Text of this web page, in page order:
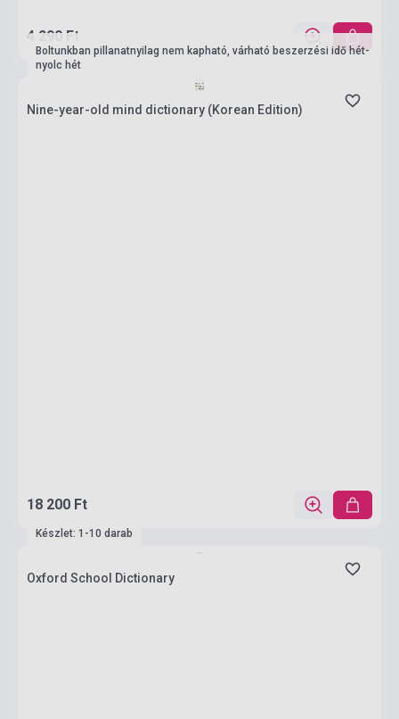
4 290 Ft
Boltunkban pillanatnyilag nem kapható, várható beszerzési idő hét-
nyolc hét
Nine-year-old mind dictionary (Korean Edition)
18 200 Ft
Készlet: 1-10 darab
Oxford School Dictionary